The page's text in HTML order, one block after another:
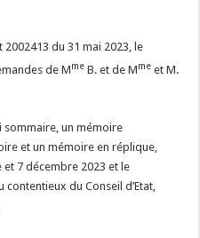
du 31 mai 2023, le
de Mme B. et de Mme et M.
sommaire, un mémoire
et un mémoire en réplique,
7 décembre 2023 et le
du Conseil d’Etat,